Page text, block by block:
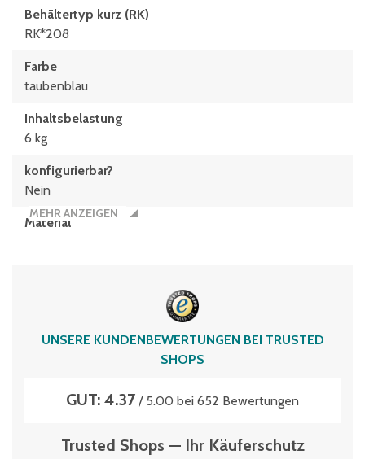
Behältertyp kurz (RK)
RK*208
Farbe
taubenblau
Inhaltsbelastung
6 kg
konfigurierbar?
Nein
Material
RK4208
5.3 Liter
MEHR ANZEIGEN
UNSERE KUNDENBEWERTUNGEN BEI TRUSTED
SHOPS
GUT: 4.37 / 5.00 bei 652 Bewertungen
Trusted Shops — Ihr Käuferschutz